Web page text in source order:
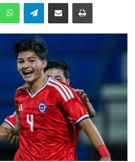
WhatsAppTelegramEnviar vía email Imprimir